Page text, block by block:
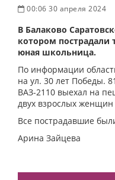
00:06 30 апреля 2024
В Балаково
котором пострадали
юная школьница.
По информации
на ул. 30 лет Победы.
ВАЗ-2110 выехал на
двух взрослых
Все пострадавшие
Арина Зайцева